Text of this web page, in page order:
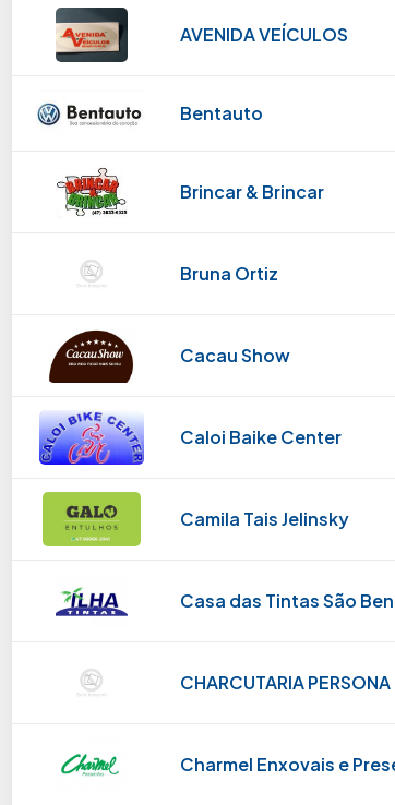
AVENIDA VEÍCULOS
Bentauto
Brincar & Brincar
Bruna Ortiz
Cacau Show
Caloi Baike Center
Camila Tais Jelinsky
Casa das Tintas São
CHARCUTARIA PERSONA
Charmel Enxovais e